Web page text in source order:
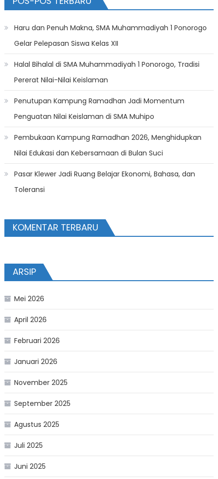
Haru dan Penuh Makna, SMA Muhammadiyah 1 Ponorogo
Gelar Pelepasan Siswa Kelas XII
Halal Bihalal di SMA Muhammadiyah 1 Ponorogo, Tradisi
Pererat Nilai-Nilai Keislaman
Penutupan Kampung Ramadhan Jadi Momentum
Penguatan Nilai Keislaman di SMA Muhipo
Pembukaan Kampung Ramadhan 2026, Menghidupkan
Nilai Edukasi dan Kebersamaan di Bulan Suci
Pasar Klewer Jadi Ruang Belajar Ekonomi, Bahasa, dan
Toleransi
KOMENTAR TERBARU
ARSIP
Mei 2026
April 2026
Februari 2026
Januari 2026
November 2025
September 2025
Agustus 2025
Juli 2025
Juni 2025